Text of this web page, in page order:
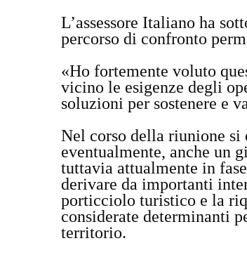
L’assessore Italiano ha
percorso di confronto
«Ho fortemente voluto
vicino le esigenze degli
soluzioni per sostenere e
Nel corso della riunione si
eventualmente, anche un
tuttavia attualmente in
derivare da importanti
porticciolo turistico e la
considerate determinanti
territorio.